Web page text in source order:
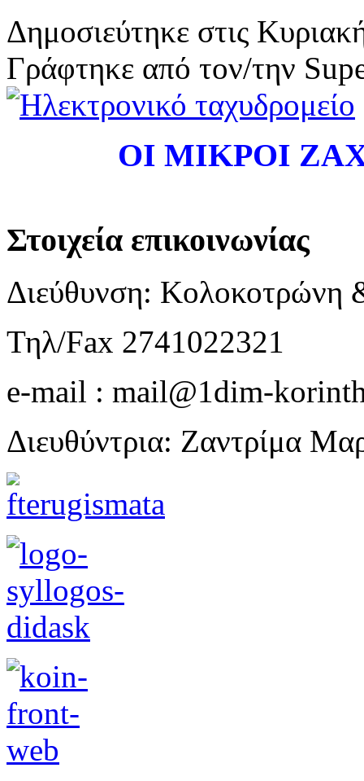
Δημοσιεύτηκε στις
Γράφτηκε από τον/την
ΟΙ ΜΙΚΡΟΙ
Στοιχεία επικοινωνίας
Διεύθυνση: Κολοκοτρώνη
Τηλ/Fax 2741022321
e-mail : mail@1dim-
Διευθύντρια: Ζαντρίμα